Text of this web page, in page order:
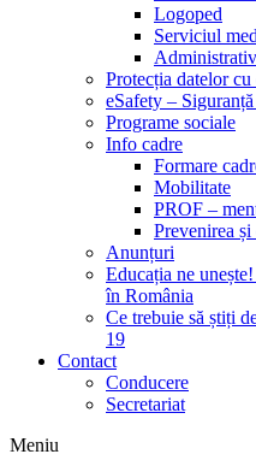
Logoped
Serviciul
Administrativ
Protecția datelor cu
eSafety –
Programe sociale
Info cadre
Formare
Mobilitate
PROF –
Prevenirea
Anunțuri
Educația ne
în România
Ce trebuie să știți
19
Contact
Conducere
Secretariat
Meniu